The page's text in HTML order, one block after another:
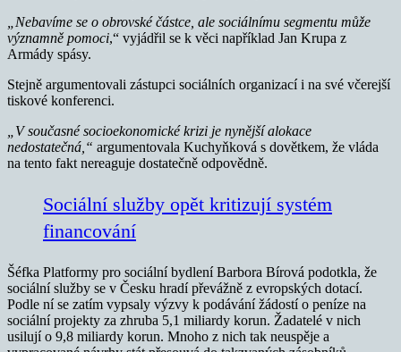
„Nebavíme se o obrovské částce, ale sociálnímu segmentu může
významně pomoci,“ vyjádřil se k věci například Jan Krupa z
Armády spásy.
Stejně argumentovali zástupci sociálních organizací i na své včerejší
tiskové konferenci.
„V současné socioekonomické krizi je nynější alokace
nedostatečná,“ argumentovala Kuchyňková s dovětkem, že vláda
na tento fakt nereaguje dostatečně odpovědně.
Sociální služby opět kritizují systém
financování
Šéfka Platformy pro sociální bydlení Barbora Bírová podotkla, že
sociální služby se v Česku hradí převážně z evropských dotací.
Podle ní se zatím vypsaly výzvy k podávání žádostí o peníze na
sociální projekty za zhruba 5,1 miliardy korun. Žadatelé v nich
usilují o 9,8 miliardy korun. Mnoho z nich tak neuspěje a